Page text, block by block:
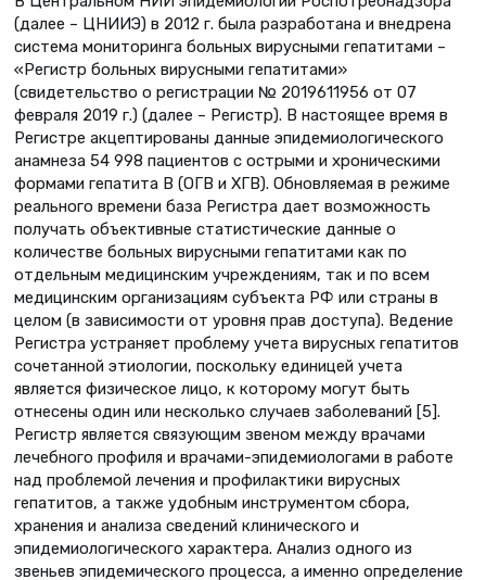
(далее – ЦНИИЭ) в 2012 г. была разработана и внедрена
система мониторинга больных вирусными гепатитами –
«Регистр больных вирусными гепатитами»
(свидетельство о регистрации № 2019611956 от 07
февраля 2019 г.) (далее – Регистр). В настоящее время в
Регистре акцептированы данные эпидемиологического
анамнеза 54 998 пациентов с острыми и хроническими
формами гепатита В (ОГВ и ХГВ). Обновляемая в режиме
реального времени база Регистра дает возможность
получать объективные статистические данные о
количестве больных вирусными гепатитами как по
отдельным медицинским учреждениям, так и по всем
медицинским организациям субъекта РФ или страны в
целом (в зависимости от уровня прав доступа). Ведение
Регистра устраняет проблему учета вирусных гепатитов
сочетанной этиологии, поскольку единицей учета
является физическое лицо, к которому могут быть
отнесены один или несколько случаев заболеваний [5].
Регистр является связующим звеном между врачами
лечебного профиля и врачами-эпидемиологами в работе
над проблемой лечения и профилактики вирусных
гепатитов, а также удобным инструментом сбора,
хранения и анализа сведений клинического и
эпидемиологического характера. Анализ одного из
звеньев эпидемического процесса, а именно определение